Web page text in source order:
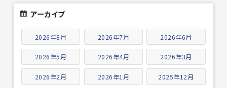
アーカイブ
2026年8月 2026年7月 2026年6月
2026年5月 2026年4月 2026年3月
2026年2月 2026年1月 2025年12月